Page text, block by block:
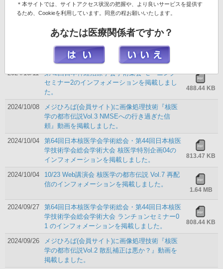
2024/10/15
メジひろば(会員サイト)に新規コンテンツ『あ
11/29 Web講演会「使わないともったいない！
位相解析に潜むリスク層別化の極み」のインフ
ォメーションを掲載しました。
2024/10/11
第42回日本神経治療学会学術集会 モーニング
セミナー2のインフォメーションを掲載しまし
た。
488.44 KB
2024/10/08
メジひろば(会員サイト)に画像処理技術『核医
学の都市伝説Vol.3 NMSEへの行き過ぎた信
頼』動画を掲載しました。
2024/10/04
第64回日本核医学会学術総会・第44回日本核医
学技術学会総会学術大会 核医学特別企画04の
インフォメーションを掲載しました。
813.47 KB
2024/10/04
10/23 Web講演会 核医学の都市伝説 Vol.7 再配
信のインフォメーションを掲載しました。
1.64 MB
2024/09/27
第64回日本核医学会学術総会・第44回日本核医
学技術学会総会学術大会 ランチョンセミナー0
1 のインフォメーションを掲載しました。
808.44 KB
2024/09/26
メジひろば(会員サイト)に画像処理技術『核医
学の都市伝説Vol.2 散乱補正は悪か？』動画を
掲載しました。
＊本サイトでは、サイトアクセス状況の把握や、より良いサービスを提供す
るため、Cookieを利用しています。同意の程お願いいたします。
あなたは医療関係者ですか？